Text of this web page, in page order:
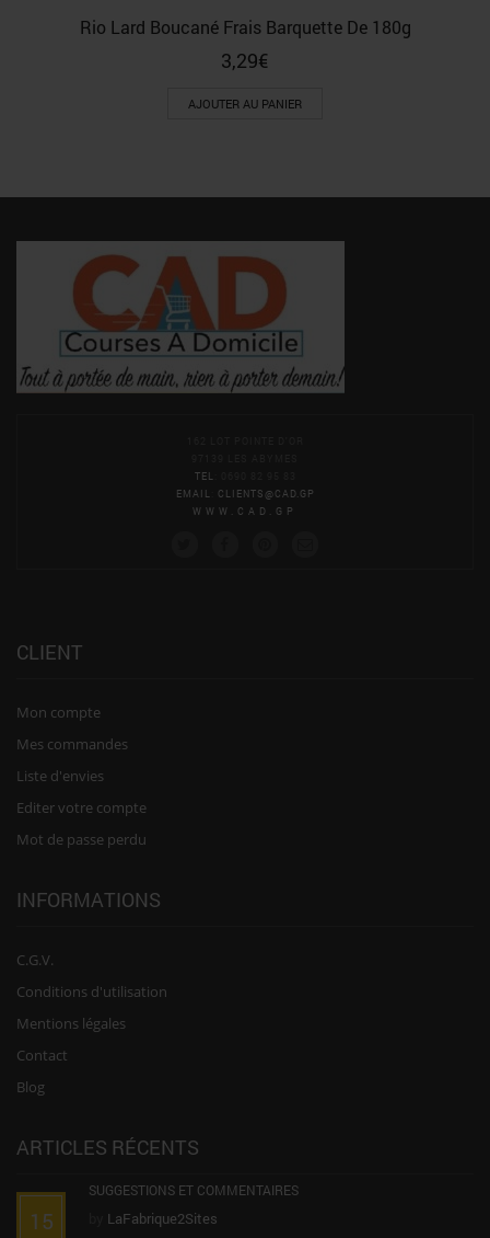
Rio Lard Boucané Frais Barquette De 180g
3,29€
AJOUTER AU PANIER
TEL
EMAIL
CLIENTS@CAD.GP
WWW.CAD.GP
CLIENT
Mon compte
Mes commandes
Liste d'envies
Editer votre compte
Mot de passe perdu
INFORMATIONS
C.G.V.
Conditions d'utilisation
Mentions légales
Contact
Blog
ARTICLES RÉCENTS
15
SUGGESTIONS ET COMMENTAIRES
LaFabrique2Sites